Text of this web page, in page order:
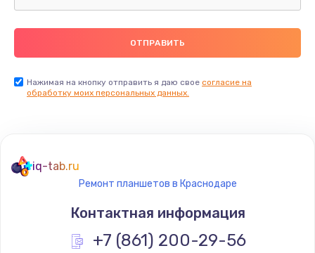
Заказать
Замена кнопки включения/выключения
790 руб.
Заказать
Нажимая на кнопку отправить я даю свое согласие на
обработку моих персональных данных.
iq-tab.ru
Ремонт планшетов в Краснодаре
Контактная информация
+7 (861) 200-29-56